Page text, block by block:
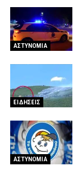
ΑΣΤΥΝΟΜΙΑ
ΕΙΔΗΣΕΙΣ
ΑΣΤΥΝΟΜΙΑ